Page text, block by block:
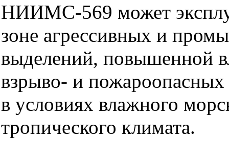
НИИМС-569 может
зоне агрессивных и
выделений, повышенной
взрыво- и пожароопасных
в условиях влажного
тропического климата.